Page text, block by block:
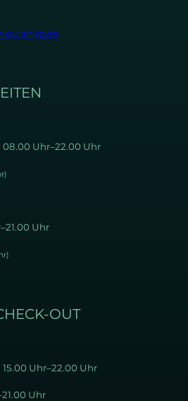
pulsnitz.de
Uhr–22.00 Uhr
Uhr
OUT
.00 Uhr–22.00 Uhr
Uhr